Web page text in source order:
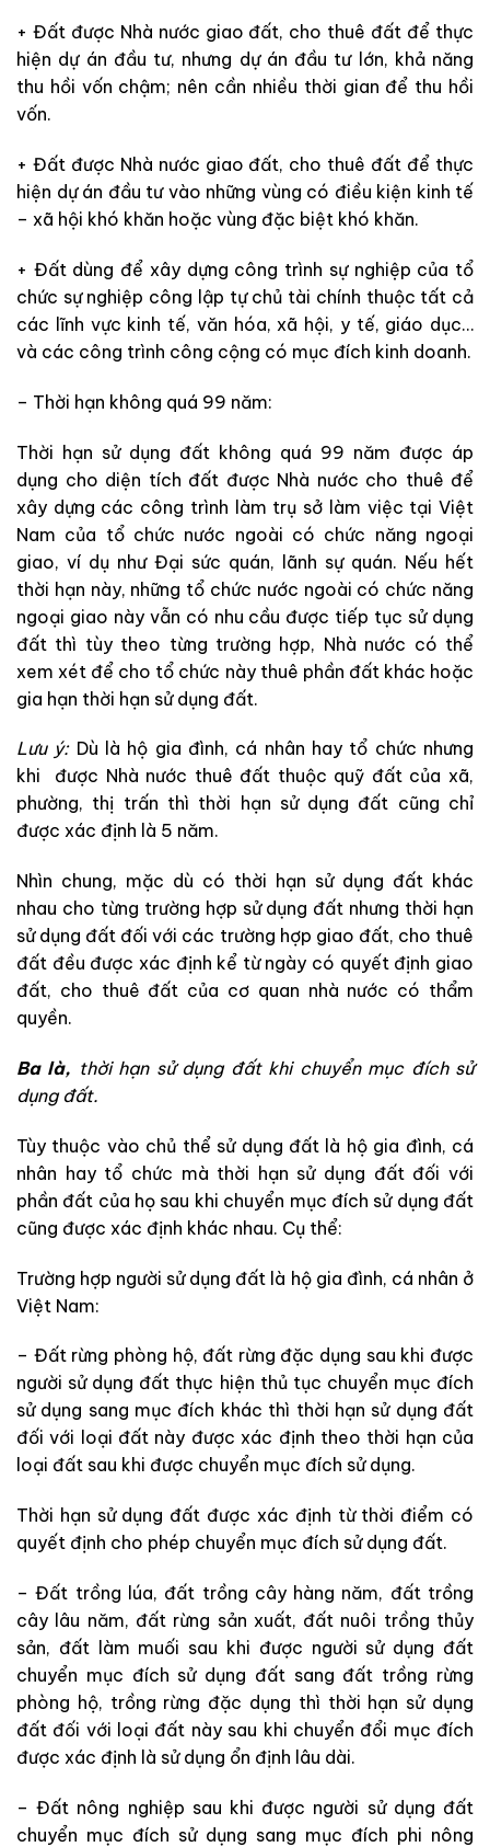
+ Đất được Nhà nước giao đất, cho thuê đất để thực
hiện dự án đầu tư, nhưng dự án đầu tư lớn, khả năng
thu hồi vốn chậm; nên cần nhiều thời gian để thu hồi
vốn.
+ Đất được Nhà nước giao đất, cho thuê đất để thực
hiện dự án đầu tư vào những vùng có điều kiện kinh tế
– xã hội khó khăn hoặc vùng đặc biệt khó khăn.
+ Đất dùng để xây dựng công trình sự nghiệp của tổ
chức sự nghiệp công lập tự chủ tài chính thuộc tất cả
các lĩnh vực kinh tế, văn hóa, xã hội, y tế, giáo dục…
và các công trình công cộng có mục đích kinh doanh.
– Thời hạn không quá 99 năm:
Thời hạn sử dụng đất không quá 99 năm được áp
dụng cho diện tích đất được Nhà nước cho thuê để
xây dựng các công trình làm trụ sở làm việc tại Việt
Nam của tổ chức nước ngoài có chức năng ngoại
giao, ví dụ như Đại sức quán, lãnh sự quán. Nếu hết
thời hạn này, những tổ chức nước ngoài có chức năng
ngoại giao này vẫn có nhu cầu được tiếp tục sử dụng
đất thì tùy theo từng trường hợp, Nhà nước có thể
xem xét để cho tổ chức này thuê phần đất khác hoặc
gia hạn thời hạn sử dụng đất.
Lưu ý:Dù là hộ gia đình, cá nhân hay tổ chức nhưng
khi được Nhà nước thuê đất thuộc quỹ đất của xã,
phường, thị trấn thì thời hạn sử dụng đất cũng chỉ
được xác định là 5 năm.
Nhìn chung, mặc dù có thời hạn sử dụng đất khác
nhau cho từng trường hợp sử dụng đất nhưng thời hạn
sử dụng đất đối với các trường hợp giao đất, cho thuê
đất đều được xác định kể từ ngày có quyết định giao
đất, cho thuê đất của cơ quan nhà nước có thẩm
quyền.
Ba là, thời hạn sử dụng đất khi chuyển mục đích sử
dụng đất.
Tùy thuộc vào chủ thể sử dụng đất là hộ gia đình, cá
nhân hay tổ chức mà thời hạn sử dụng đất đối với
phần đất của họ sau khi chuyển mục đích sử dụng đất
cũng được xác định khác nhau. Cụ thể:
Trường hợp người sử dụng đất là hộ gia đình, cá nhân ở
Việt Nam:
– Đất rừng phòng hộ, đất rừng đặc dụng sau khi được
người sử dụng đất thực hiện thủ tục chuyển mục đích
sử dụng sang mục đích khác thì thời hạn sử dụng đất
đối với loại đất này được xác định theo thời hạn của
loại đất sau khi được chuyển mục đích sử dụng.
Thời hạn sử dụng đất được xác định từ thời điểm có
quyết định cho phép chuyển mục đích sử dụng đất.
– Đất trồng lúa, đất trồng cây hàng năm, đất trồng
cây lâu năm, đất rừng sản xuất, đất nuôi trồng thủy
sản, đất làm muối sau khi được người sử dụng đất
chuyển mục đích sử dụng đất sang đất trồng rừng
phòng hộ, trồng rừng đặc dụng thì thời hạn sử dụng
đất đối với loại đất này sau khi chuyển đổi mục đích
được xác định là sử dụng ổn định lâu dài.
– Đất nông nghiệp sau khi được người sử dụng đất
chuyển mục đích sử dụng sang mục đích phi nông